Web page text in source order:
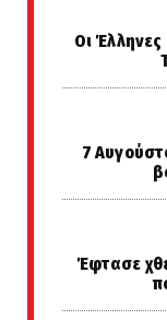
Οι
7
Έφτασε